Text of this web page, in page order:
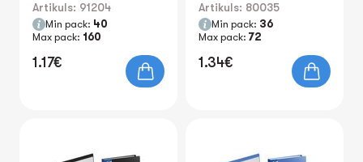
Artikuls: 91204
Min pack: 40
Max pack: 160
1.17€
Artikuls: 80035
Min pack: 36
Max pack: 72
1.34€